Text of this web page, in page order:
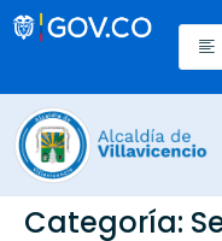
Categoría: